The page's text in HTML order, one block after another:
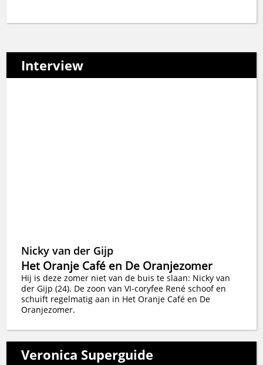
Interview
Nicky van der Gijp
Het Oranje Café en De Oranjezomer
Hij is deze zomer niet van de buis te slaan: Nicky van
der Gijp (24). De zoon van VI-coryfee René schoof en
schuift regelmatig aan in Het Oranje Café en De
Oranjezomer.
Veronica Superguide